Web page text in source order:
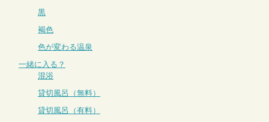
黒
褐色
色が変わる温泉
一緒に入る？
混浴
貸切風呂（無料）
貸切風呂（有料）